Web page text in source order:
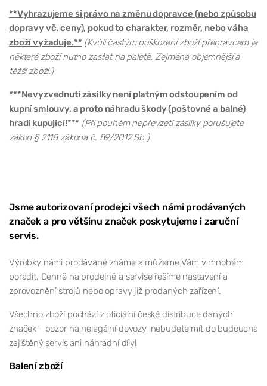
**Vyhrazujeme si právo na změnu dopravce (nebo způsobu
dopravy vč. ceny), pokud to charakter, rozměr, nebo váha
zboží vyžaduje.** (Kvůli častým poškození zboží přepravcem je
některé zboží nutno zasílat na paletě. Zejména objemnější a
těžší zboží.)
***Nevyzvednutí zásilky není platným odstoupením od
kupní smlouvy, a proto náhradu škody (poštovné a balné)
hradí kupující!*** (Při pouhém nepřevzetí zásilky porušujete
zákon § 2118 zákona č. 89/2012 Sb.)
Jsme autorizovaní prodejci všech námi prodávaných
značek a pro většinu značek poskytujeme i zaruční
servis.
Výrobky námi prodávané známe a můžeme Vám v mnohém
poradit. Denně na prodejně a servise řešíme nastavení a
zprovoznění strojů nebo opravy již prodaných zařízení.
Všechno zboží pochází z oficiální české distribuce daných
značek - pozor na nelegální dovozy, nebudete mít do budoucna
zajištěný servis ani náhradní díly!
Balení zboží